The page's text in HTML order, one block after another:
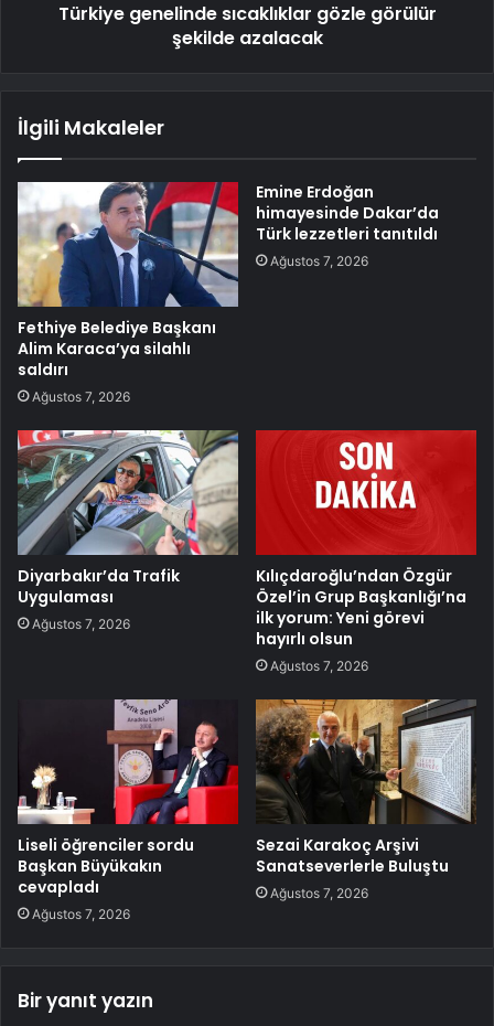
Türkiye genelinde sıcaklıklar gözle görülür
şekilde azalacak
İlgili Makaleler
Fethiye Belediye Başkanı
Alim Karaca’ya silahlı
saldırı
Ağustos 7, 2026
Emine Erdoğan
himayesinde Dakar’da
Türk lezzetleri tanıtıldı
Ağustos 7, 2026
Diyarbakır’da Trafik
Uygulaması
Ağustos 7, 2026
Kılıçdaroğlu’ndan Özgür
Özel’in Grup Başkanlığı’na
ilk yorum: Yeni görevi
hayırlı olsun
Ağustos 7, 2026
Liseli öğrenciler sordu
Başkan Büyükakın
cevapladı
Ağustos 7, 2026
Sezai Karakoç Arşivi
Sanatseverlerle Buluştu
Ağustos 7, 2026
Bir yanıt yazın